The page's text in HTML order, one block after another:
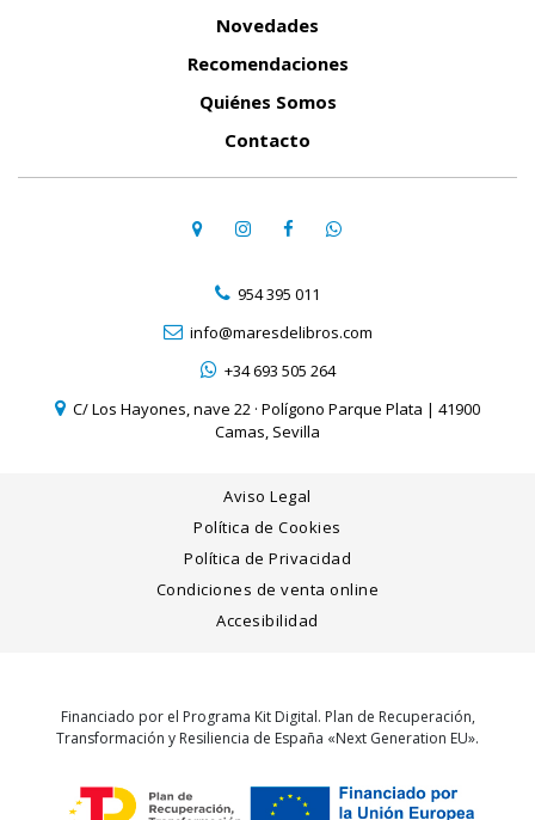
Novedades
Recomendaciones
Quiénes Somos
Contacto
954 395 011
info@maresdelibros.com
+34 693 505 264
C/ Los Hayones, nave 22 · Polígono Parque Plata | 41900
Camas, Sevilla
Aviso Legal
Política de Cookies
Política de Privacidad
Condiciones de venta online
Accesibilidad
Financiado por el Programa Kit Digital. Plan de Recuperación,
Transformación y Resiliencia de España «Next Generation EU».